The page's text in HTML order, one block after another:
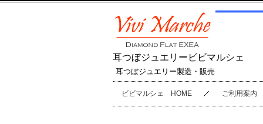
耳つぼジュエリービビマルシェ
耳つぼジュエリー製造・販売
ビビマルシェ HOME ご利用案内